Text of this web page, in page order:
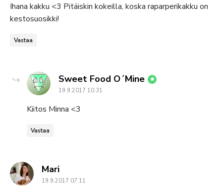
Ihana kakku <3 Pitäiskin kokeilla, koska raparperikakku on
kestosuosikki!
Vastaa
Sweet Food O´Mine says:
19.9.2017 10:31
Kiitos Minna <3
Vastaa
Marisays:
19.9.2017 07:11